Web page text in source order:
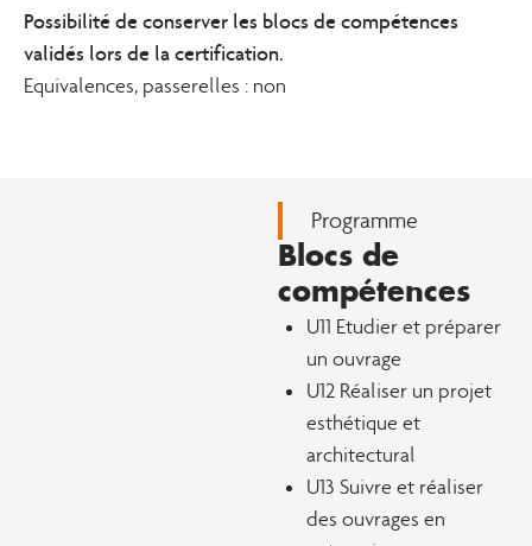
Possibilité de conserver les blocs de compétences
validés lors de la certification.
Equivalences, passerelles : non
Programme
Blocs de
compétences
U11 Etudier et préparer
un ouvrage
U12 Réaliser un projet
esthétique et
architectural
U13 Suivre et réaliser
des ouvrages en